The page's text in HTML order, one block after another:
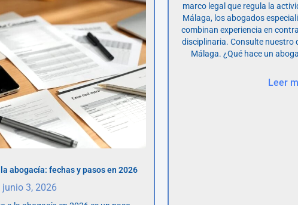
abogacía: fechas y pasos en 2026
junio 3, 2026
marco legal que regula la
Málaga, los abogados
combinan experiencia en
disciplinaria. Consulte nuestro
Málaga. ¿Qué hace un
Leer